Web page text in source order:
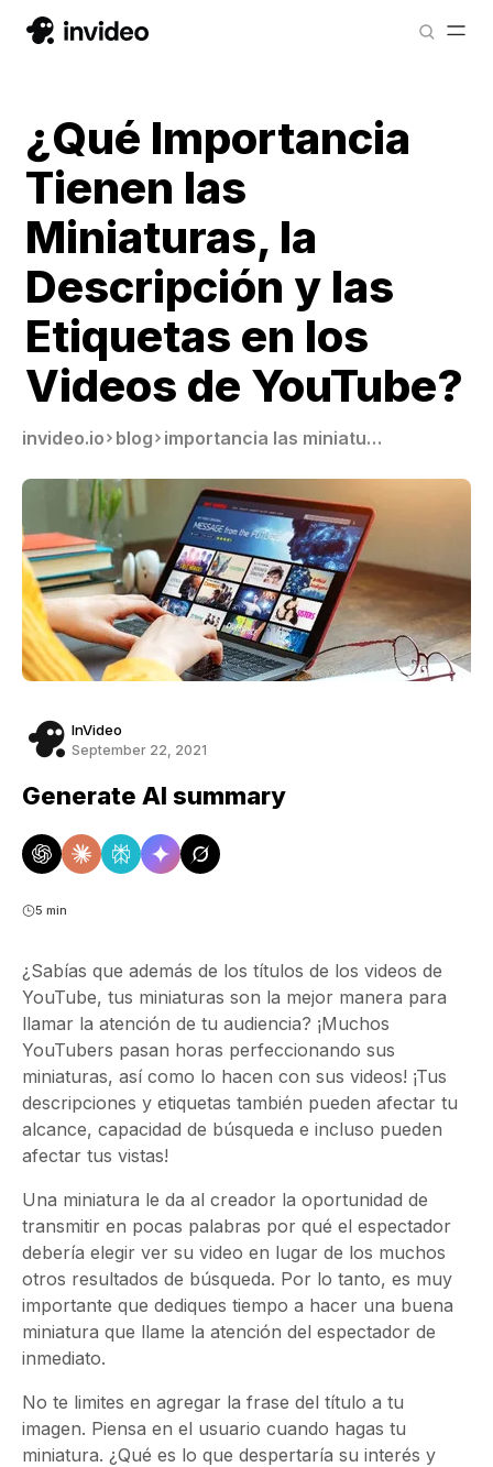
¿Qué Importancia
Tienen las
Miniaturas, la
Descripción y las
Etiquetas en los
Videos de YouTube?
invideo.io blog importancia las miniaturas para youtube
InVideo
September 22, 2021
Generate AI summary
5 min
¿Sabías que además de los títulos de los videos de
YouTube, tus miniaturas son la mejor manera para
llamar la atención de tu audiencia? ¡Muchos
YouTubers pasan horas perfeccionando sus
miniaturas, así como lo hacen con sus videos! ¡Tus
descripciones y etiquetas también pueden afectar tu
alcance, capacidad de búsqueda e incluso pueden
afectar tus vistas!
Una miniatura le da al creador la oportunidad de
transmitir en pocas palabras por qué el espectador
debería elegir ver su video en lugar de los muchos
otros resultados de búsqueda. Por lo tanto, es muy
importante que dediques tiempo a hacer una buena
miniatura que llame la atención del espectador de
inmediato.
No te limites en agregar la frase del título a tu
imagen. Piensa en el usuario cuando hagas tu
miniatura. ¿Qué es lo que despertaría su interés y